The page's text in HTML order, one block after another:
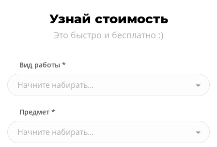
Узнай стоимость
Это быстро и бесплатно :)
Вид работы *
Начните набирать...
Предмет *
Начните набирать...